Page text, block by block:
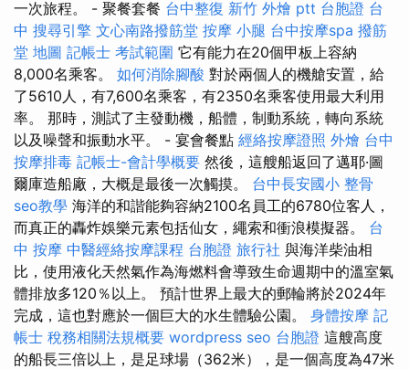
一次旅程。 - 聚餐套餐 台中整復 新竹 外燴 ptt 台胞證 台
中 搜尋引擎 文心南路撥筋堂 按摩 小腿 台中按摩spa 撥筋
堂 地圖 記帳士 考試範圍 它有能力在20個甲板上容納
8,000名乘客。 如何消除腳酸 對於兩個人的機艙安置，給
了5610人，有7,600名乘客，有2350名乘客使用最大利用
率。 那時，測試了主發動機，船體，制動系統，轉向系統
以及噪聲和振動水平。 - 宴會餐點 經絡按摩證照 外燴 台中
按摩排毒 記帳士-會計學概要 然後，這艘船返回了邁耶·圖
爾庫造船廠，大概是最後一次觸摸。 台中長安國小 整骨
seo教學 海洋的和諧能夠容納2100名員工的6780位客人，
而真正的轟炸娛樂元素包括仙女，繩索和衝浪模擬器。 台
中 按摩 中醫經絡按摩課程 台胞證 旅行社 與海洋柴油相
比，使用液化天然氣作為海燃料會導致生命週期中的溫室氣
體排放多120％以上。 預計世界上最大的郵輪將於2024年
完成，這也對應於一個巨大的水生體驗公園。 身體按摩 記
帳士 稅務相關法規概要 wordpress seo 台胞證 這艘高度
的船長三倍以上，是足球場（362米），是一個高度為47米